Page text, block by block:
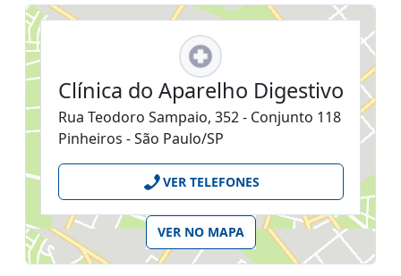
Clínica do Aparelho Digestivo
Rua Teodoro Sampaio, 352 - Conjunto 118
Pinheiros - São Paulo/SP
VER TELEFONES
VER NO MAPA